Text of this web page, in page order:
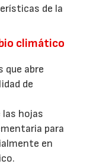
de la
climático
que abre
de
hojas
para
en